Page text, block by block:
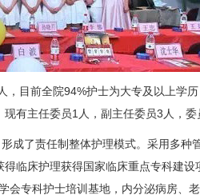
目前全院94%护士为大专及以上学历
有主任委员1人，副主任委员3人，委
了责任制整体护理模式。采用多种
临床护理获得国家临床重点专科建设
会专科护士培训基地，内分泌病房、